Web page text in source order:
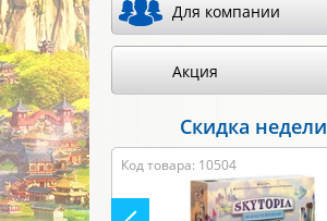
Для компании
Акция
Скидка недели
Код товара: 8317